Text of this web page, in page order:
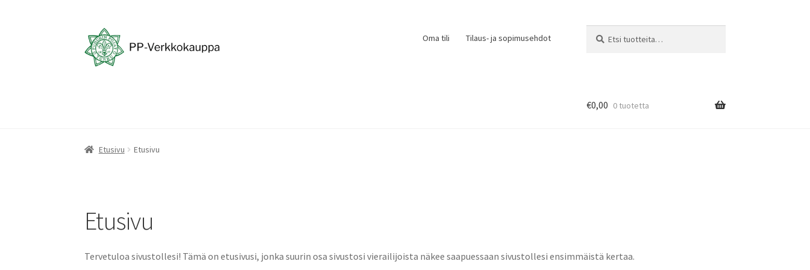
Siirry
navigointiin
Siirry
sisältöön
Oma tili Tilaus- ja sopimusehdot
€0,00 0 tuotetta
Etusivu Etusivu
Etusivu
Tervetuloa sivustollesi! Tämä on etusivusi, jonka suurin osa sivustosi vierailijoista näkee saapuessaan sivustollesi ensimmäistä kertaa.